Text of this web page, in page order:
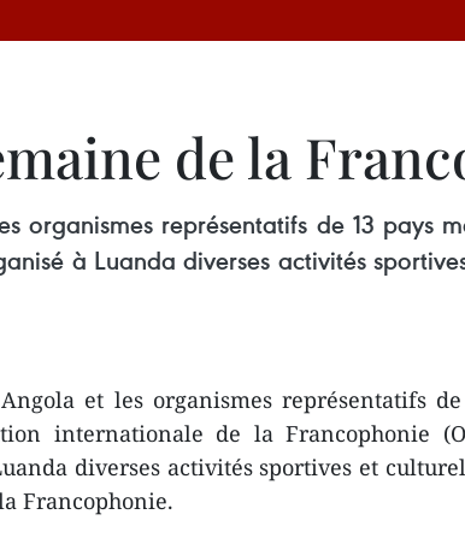
de la
organismes représentatifs de 13 pays
à Luanda diverses activités
et les organismes représentatifs
internationale de la Francophonie
diverses activités sportives et
Francophonie.